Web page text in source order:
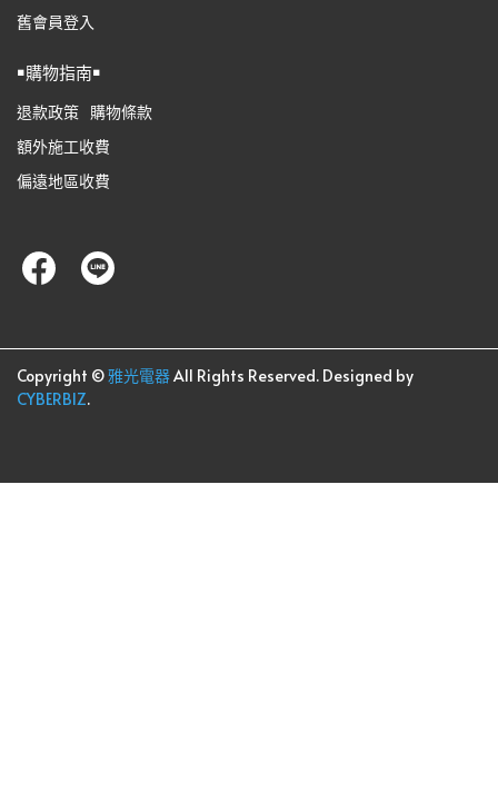
舊會員登入
￭購物指南￭
退款政策 購物條款
額外施工收費
偏遠地區收費
Copyright ©雅光電器All Rights Reserved. Designed by
CYBERBIZ.